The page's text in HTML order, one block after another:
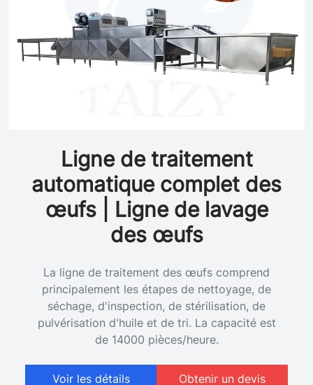
Ligne de traitement
automatique complet des
œufs | Ligne de lavage
des œufs
La ligne de traitement des œufs comprend
principalement les étapes de nettoyage, de
séchage, d'inspection, de stérilisation, de
pulvérisation d'huile et de tri. La capacité est
de 14000 pièces/heure.
Voir les détails Obtenir un devis